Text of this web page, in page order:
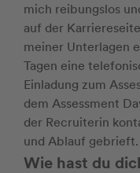
mich reibungslos
auf der
meiner Unterlagen
Tagen eine
Einladung zum
dem Assessment
der Recruiterin
und Ablauf gebrieft.
Wie hast du